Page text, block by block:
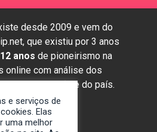
desde 2009 e vem do
que existiu por 3 anos
anos de pioneirismo na
online com análise dos
da região e do país.
e serviços de
Elas
uma melhor